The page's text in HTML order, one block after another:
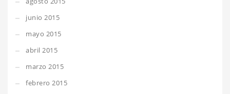
junio 2015
mayo 2015
abril 2015
marzo 2015
febrero 2015